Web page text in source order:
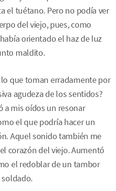
el tuétano. Pero no podía ver
del viejo, pues, como
orientado el haz de luz
maldito.
que toman erradamente por
agudeza de los sentidos?
a mis oídos un resonar
el que podría hacer un
Aquel sonido también me
corazón del viejo. Aumentó
el redoblar de un tambor